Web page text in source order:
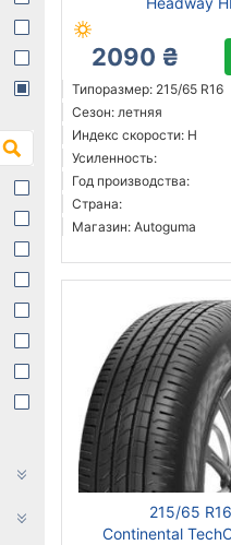
2090 ₴
Типоразмер: 215/65 R16
Сезон: летняя
Индекс скорости: H
Усиленность:
Год производства:
Страна:
Магазин: Autoguma
215/65
Continental